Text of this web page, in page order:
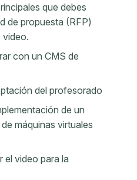
que debes
de propuesta (RFP)
video.
con un CMS de
del profesorado
de un
máquinas virtuales
el video para la